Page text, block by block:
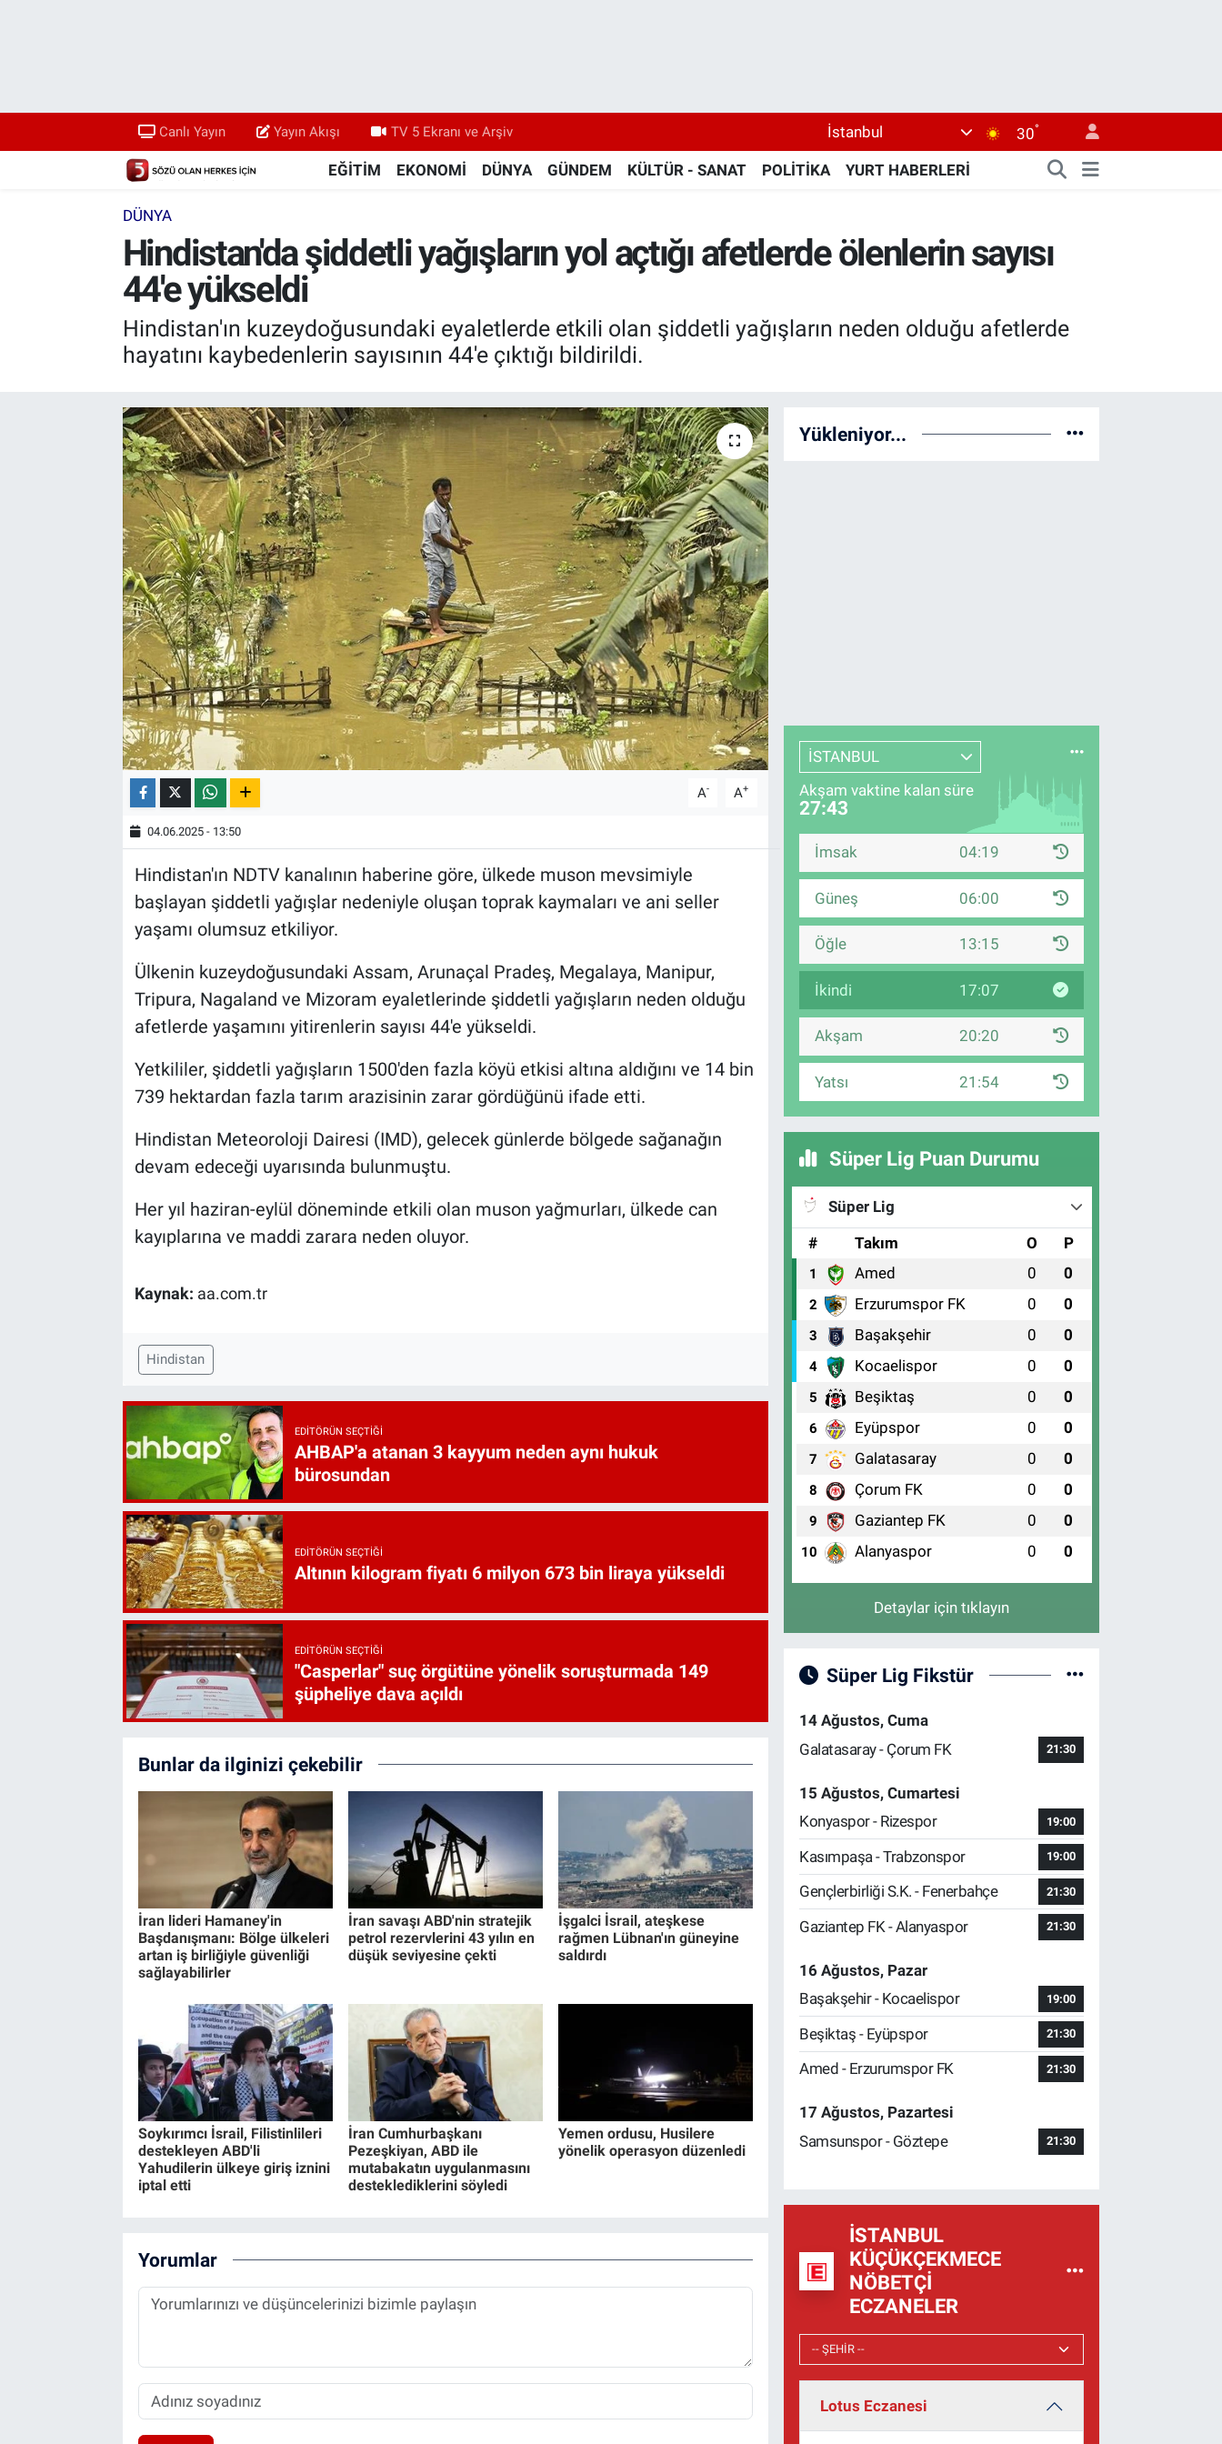
Canlı Yayın Yayın Akışı TV 5 Ekranı ve Arşiv İstanbul 30°
EĞİTİM EKONOMİ DÜNYA GÜNDEM KÜLTÜR - SANAT POLİTİKA YURT HABERLERİ
DÜNYA
Hindistan'da şiddetli yağışların yol açtığı afetlerde ölenlerin sayısı
44'e yükseldi
Hindistan'ın kuzeydoğusundaki eyaletlerde etkili olan şiddetli yağışların neden olduğu afetlerde
hayatını kaybedenlerin sayısının 44'e çıktığı bildirildi.
A- A+
04.06.2025 - 13:50
Hindistan'ın NDTV kanalının haberine göre, ülkede muson mevsimiyle
başlayan şiddetli yağışlar nedeniyle oluşan toprak kaymaları ve ani seller
yaşamı olumsuz etkiliyor.
Ülkenin kuzeydoğusundaki Assam, Arunaçal Pradeş, Megalaya, Manipur,
Tripura, Nagaland ve Mizoram eyaletlerinde şiddetli yağışların neden olduğu
afetlerde yaşamını yitirenlerin sayısı 44'e yükseldi.
Yetkililer, şiddetli yağışların 1500'den fazla köyü etkisi altına aldığını ve 14 bin
739 hektardan fazla tarım arazisinin zarar gördüğünü ifade etti.
Hindistan Meteoroloji Dairesi (IMD), gelecek günlerde bölgede sağanağın
devam edeceği uyarısında bulunmuştu.
Her yıl haziran-eylül döneminde etkili olan muson yağmurları, ülkede can
kayıplarına ve maddi zarara neden oluyor.
Kaynak: aa.com.tr
Hindistan
EDITÖRÜN SEÇTIĞI
AHBAP'a atanan 3 kayyum neden aynı hukuk
bürosundan
EDITÖRÜN SEÇTIĞI
Altının kilogram fiyatı 6 milyon 673 bin liraya yükseldi
EDITÖRÜN SEÇTIĞI
"Casperlar" suç örgütüne yönelik soruşturmada 149
şüpheliye dava açıldı
Bunlar da ilginizi çekebilir
İran lideri Hamaney'in
Başdanışmanı: Bölge ülkeleri
artan iş birliğiyle güvenliği
sağlayabilirler
İran savaşı ABD'nin stratejik
petrol rezervlerini 43 yılın en
düşük seviyesine çekti
İşgalci İsrail, ateşkese
rağmen Lübnan'ın güneyine
saldırdı
Soykırımcı İsrail, Filistinlileri
destekleyen ABD'li
Yahudilerin ülkeye giriş iznini
iptal etti
İran Cumhurbaşkanı
Pezeşkiyan, ABD ile
mutabakatın uygulanmasını
desteklediklerini söyledi
Yemen ordusu, Husilere
yönelik operasyon düzenledi
Yorumlar
Yükleniyor...
İSTANBUL
Akşam vaktine kalan süre
27:42
İmsak 04:19
Güneş 06:00
Öğle 13:15
İkindi 17:07
Akşam 20:20
Yatsı 21:54
Süper Lig Puan Durumu
Süper Lig
#
Takım O P
1 Amed 0 0
2 Erzurumspor FK 0 0
3 Başakşehir 0 0
4 Kocaelispor 0 0
5 Beşiktaş 0 0
6 Eyüpspor 0 0
7 Galatasaray 0 0
8 Çorum FK 0 0
9 Gaziantep FK 0 0
10 Alanyaspor 0 0
Detaylar için tıklayın
Süper Lig Fikstür
14 Ağustos, Cuma
Galatasaray - Çorum FK
21:30
15 Ağustos, Cumartesi
Konyaspor - Rizespor
19:00
Kasımpaşa - Trabzonspor 19:00
Gençlerbirliği S.K. - Fenerbahçe 21:30
Gaziantep FK - Alanyaspor 21:30
16 Ağustos, Pazar
Başakşehir - Kocaelispor
19:00
Beşiktaş - Eyüpspor 21:30
Amed - Erzurumspor FK 21:30
17 Ağustos, Pazartesi
Samsunspor - Göztepe
21:30
İSTANBUL
KÜÇÜKÇEKMECE
NÖBETÇI
ECZANELER
Lotus Eczanesi
Yayın Akışı
TV 5 Ekranı ve Arşiv